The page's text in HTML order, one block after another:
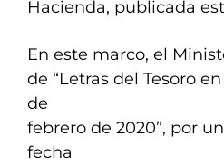
Hacienda, publicada
En este marco, el
de “Letras del Tesoro
de
febrero de 2020”, por
fecha